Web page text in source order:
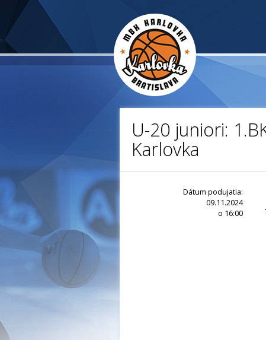
U-20 juniori:
Karlovka
Dátum podujatia:
09.11.2024
o 16:00